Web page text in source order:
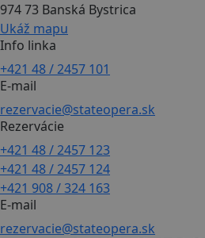
974 73 Banská Bystrica
Ukáž mapu
Info linka
+421 48 / 2457 101
E-mail
rezervacie@stateopera.sk
Rezervácie
+421 48 / 2457 123
+421 48 / 2457 124
+421 908 / 324 163
E-mail
rezervacie@stateopera.sk